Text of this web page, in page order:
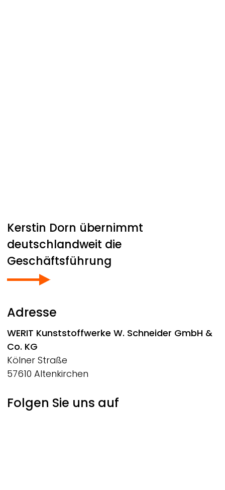
Kerstin Dorn übernimmt
deutschlandweit die
Geschäftsführung
Adresse
WERIT Kunststoffwerke W. Schneider GmbH &
Co. KG
Kölner Straße
57610 Altenkirchen
Folgen Sie uns auf